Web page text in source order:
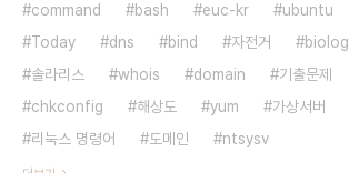
command
bash euc-kr ubuntu
Today
dns bind 자전거 biolog
솔라리스
whois domain 기출문제
chkconfig
해상도 yum 가상서버
리눅스 명령어
도메인 ntsysv